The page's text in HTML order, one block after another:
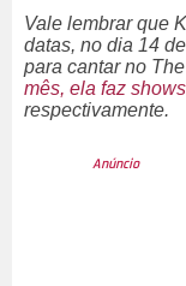
Vale lembrar que
datas, no dia 14
para cantar no
mês, ela faz shows
respectivamente.